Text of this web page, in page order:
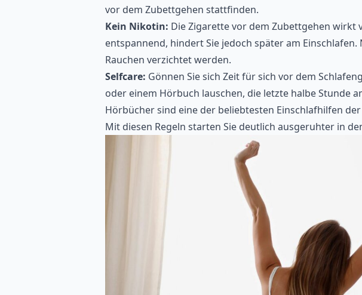
vor dem Zubettgehen stattfinden.
Kein Nikotin: Die Zigarette vor dem Zubettgehen wirkt
entspannend, hindert Sie jedoch später am
Rauchen verzichtet werden.
Selfcare: Gönnen Sie sich Zeit für sich vor dem
oder einem Hörbuch lauschen, die letzte halbe Stunde
Hörbücher sind eine der beliebtesten Einschlafhilfen
Mit diesen Regeln starten Sie deutlich ausgeruhter in